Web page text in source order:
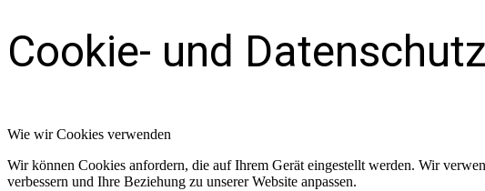
Cookie- und
Wie wir Cookies verwenden
Wir können Cookies anfordern, die auf Ihrem Gerät eingestellt werden. Wir
verbessern und Ihre Beziehung zu unserer Website anpassen.